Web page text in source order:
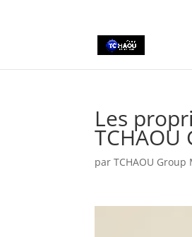
Les
TCHAOU
parTCHAOU Group